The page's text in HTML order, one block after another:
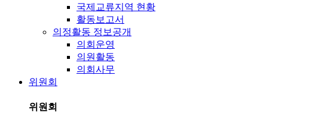
국제교류지역 현황
활동보고서
의정활동 정보공개
의회운영
의원활동
의회사무
위원회
위원회